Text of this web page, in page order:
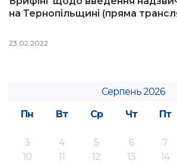
на Тернопільщині (пряма
23.02.2022
Серпень 2026
Пн
Вт Ср Чт Пт
3
4 5 6 7
10
11 12 13 14